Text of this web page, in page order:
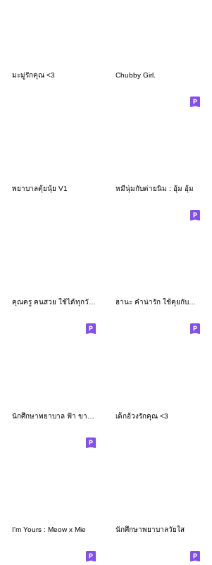
มะมู่รักคุณ <3 Chubby Girl.
พยาบาลตุ้ยนุ้ย V1 หมีนุ่มกับต่ายนิ่ม : อุ้ม อุ้ม
คุณครู คนสวย ใช้ได้ทุกวัน 3_17 ฮานะ คำน่ารัก ใช้คุยกับแฟน 2_97
เด็กอ้วงรักคุณ <3
I'm Yours : Meow x Mie นักศึกษาพยาบาลวัยใส